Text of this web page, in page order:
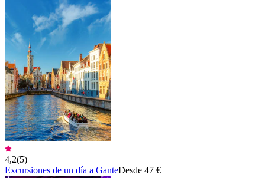
4,2(5)
Excursiones de un día a GanteDesde 47 €